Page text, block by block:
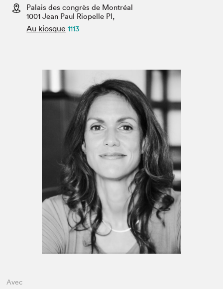
Espace médias
Palais des congrès de Montréal
1001 Jean Paul Riopelle Pl,
Au kiosque 1113
Avec